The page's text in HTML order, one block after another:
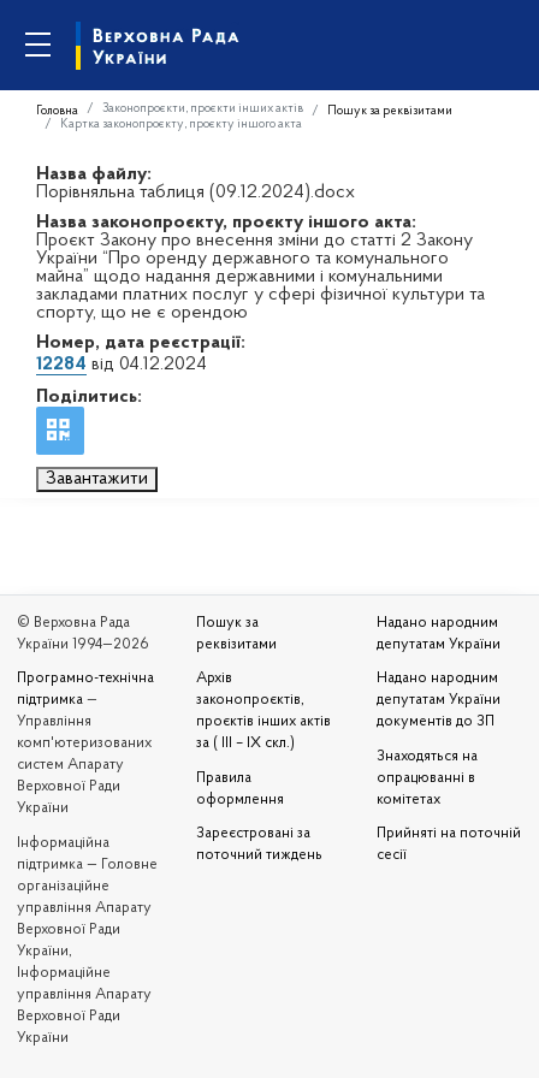
Головна Законопроєкти, проєкти інших актів
Пошук за реквізитами
Картка законопроєкту, проєкту іншого акта
Назва файлу:
Порівняльна таблиця (09.12.2024).docx
Назва законопроєкту, проєкту іншого акта:
Проєкт Закону про внесення зміни до статті 2 Закону
України “Про оренду державного та комунального
майна” щодо надання державними і комунальними
закладами платних послуг у сфері фізичної культури та
спорту, що не є орендою
Номер, дата реєстрації:
12284 від 04.12.2024
Поділитись:
Завантажити
© Верховна Рада
України 1994—2026
Програмно-технічна
підтримка —
Управління
комп'ютеризованих
систем Апарату
Верховної Ради
України
Iнформаційна
підтримка — Головне
організаційне
управління Апарату
Верховної Ради
України,
Інформаційне
управління Апарату
Верховної Ради
України
Пошук за
реквізитами
Архів
законопроєктів,
проєктів інших актів
за ( III – IX скл.)
Правила
оформлення
Зареєстровані за
поточний тиждень
Надано народним
депутатам України
Надано народним
депутатам України
документів до ЗП
Знаходяться на
опрацюванні в
комітетах
Прийняті на поточній
сесії